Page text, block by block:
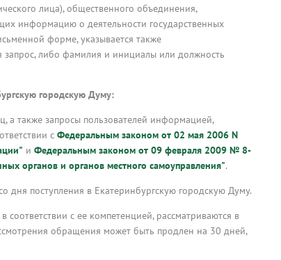
лица), общественного объединения,
информацию о деятельности государственных
форме, указывается также
запрос, либо фамилия и инициалы или должность
городскую Думу:
а также запросы пользователей информацией,
с Федеральным законом от 02 мая 2006 N
и Федеральным законом от 09 февраля 2009 № 8-
органов и органов местного самоуправления".
дня поступления в Екатеринбургскую городскую Думу.
с ее компетенцией, рассматриваются в
обращения может быть продлен на 30 дней,